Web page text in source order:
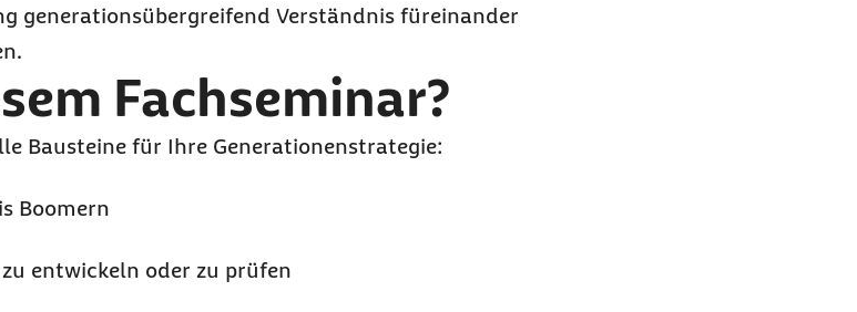
generationsübergreifend Verständnis füreinander
Fachseminar?
Bausteine für Ihre Generationenstrategie:
Boomern
entwickeln oder zu prüfen